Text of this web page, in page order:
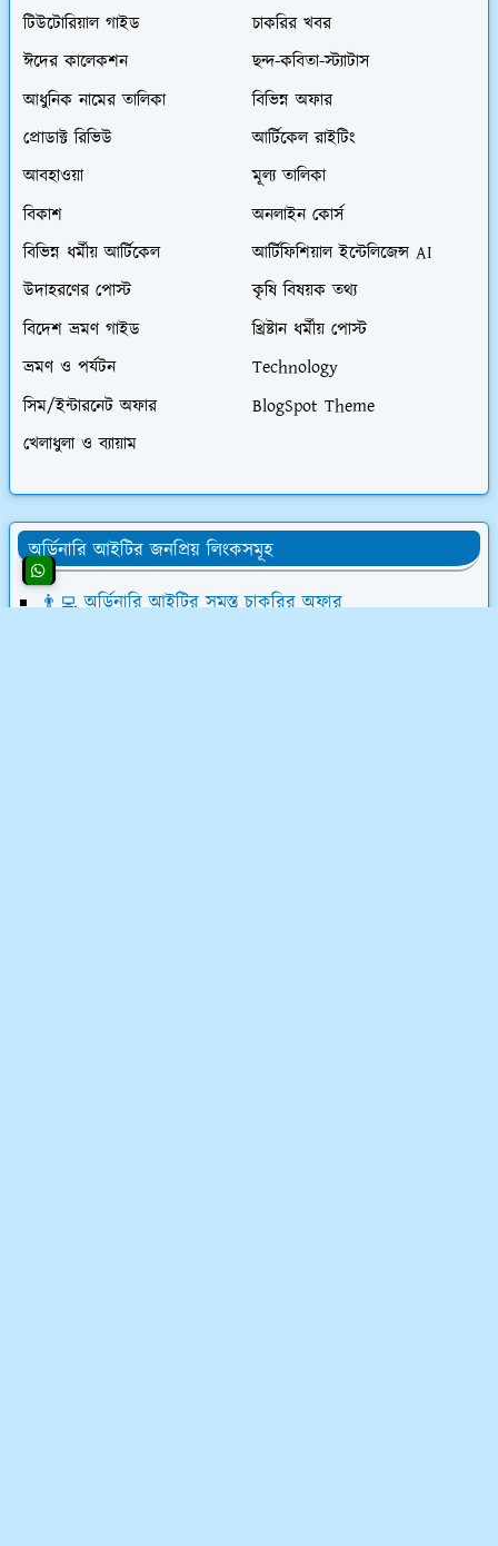
টিউটোরিয়াল গাইড
চাকরির খবর
ঈদের কালেকশন
ছন্দ-কবিতা-স্ট্যাটাস
আধুনিক নামের তালিকা
বিভিন্ন অফার
প্রোডাক্ট রিভিউ
আর্টিকেল রাইটিং
আবহাওয়া
মূল্য তালিকা
বিকাশ
অনলাইন কোর্স
বিভিন্ন ধর্মীয় আর্টিকেল
আর্টিফিশিয়াল ইন্টেলিজেন্স AI
উদাহরণের পোস্ট
কৃষি বিষয়ক তথ্য
বিদেশ ভ্রমণ গাইড
খ্রিষ্টান ধর্মীয় পোস্ট
ভ্রমণ ও পর্যটন
Technology
সিম/ইন্টারনেট অফার
BlogSpot Theme
খেলাধুলা ও ব্যায়াম
অর্ডিনারি আইটির জনপ্রিয় লিংকসমূহ
👨‍💻 অর্ডিনারি আইটির সমস্ত চাকরির অফার